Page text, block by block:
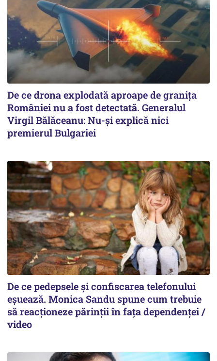
De ce drona explodată aproape de granița
României nu a fost detectată. Generalul
Virgil Bălăceanu: Nu-și explică nici
premierul Bulgariei
De ce pedepsele și confiscarea telefonului
eșuează. Monica Sandu spune cum trebuie
să reacționeze părinții în fața dependenței /
video